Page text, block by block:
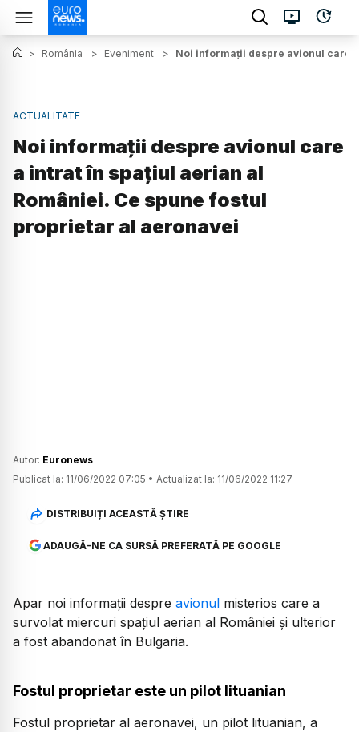
> România > Eveniment > Noi informații despre avionul care
ACTUALITATE
Noi informații despre avionul care
a intrat în spațiul aerian al
României. Ce spune fostul
proprietar al aeronavei
Autor: Euronews
Publicat la: 11/06/2022 07:05 • Actualizat la: 11/06/2022 11:27
DISTRIBUIȚI ACEASTĂ ȘTIRE
ADAUGĂ-NE CA SURSĂ PREFERATĂ PE GOOGLE
Apar noi informații despre avionul misterios care a
survolat miercuri spațiul aerian al României și ulterior
a fost abandonat în Bulgaria.
Fostul proprietar este un pilot lituanian
Fostul proprietar al aeronavei, un pilot lituanian, a